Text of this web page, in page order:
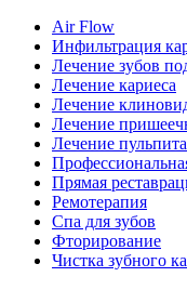
Air Flow
Инфильтрация
Лечение зубов
Лечение кариеса
Лечение
Лечение
Лечение пульпита
Прямая
Ремотерапия
Спа для зубов
Фторирование
Чистка зубного